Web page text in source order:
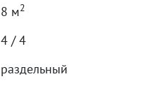
8 м2
4 / 4
раздельный